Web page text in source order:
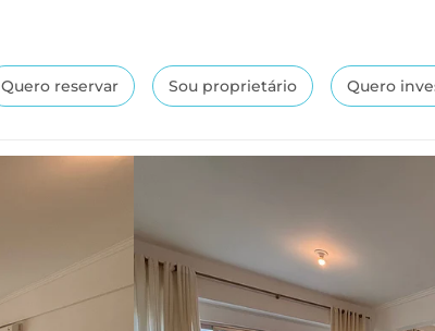
Quero reservar Sou proprietário Quero